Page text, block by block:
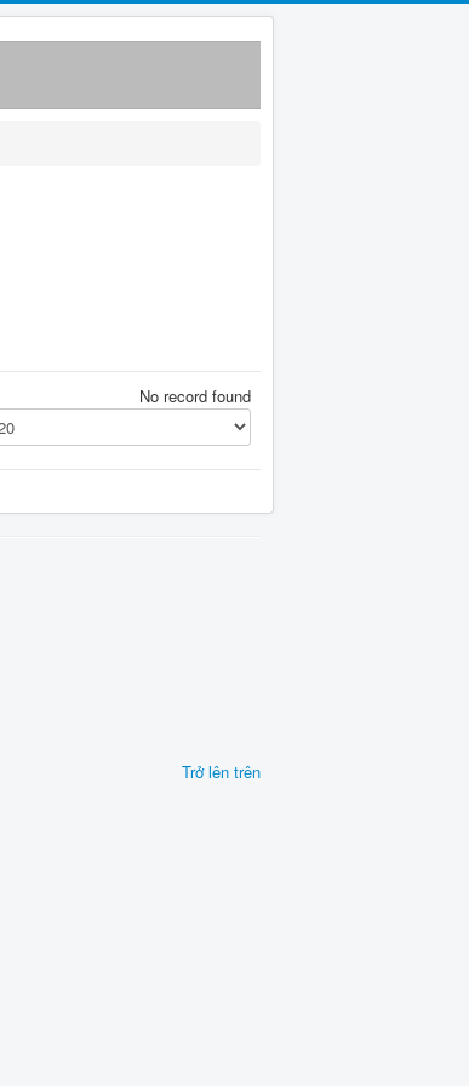
No record found
Trở lên trên